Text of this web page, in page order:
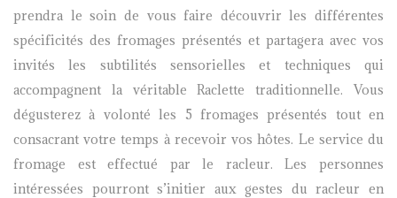
prendra le soin de vous faire découvrir les différentes
spécificités des fromages présentés et partagera avec vos
invités les subtilités sensorielles et techniques qui
accompagnent la véritable Raclette traditionnelle. Vous
dégusterez à volonté les 5 fromages présentés tout en
consacrant votre temps à recevoir vos hôtes. Le service du
fromage est effectué par le racleur. Les personnes
intéressées pourront s’initier aux gestes du racleur en